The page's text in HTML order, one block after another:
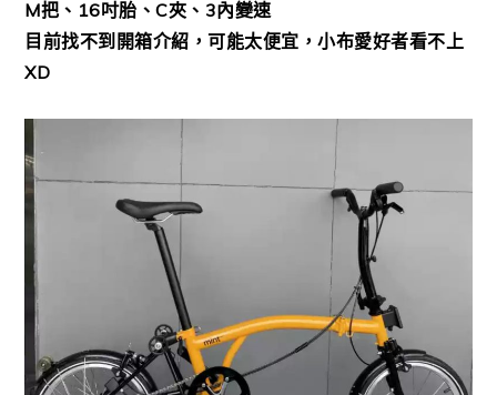
M把、16吋胎、C夾、3內變速
目前找不到開箱介紹，可能太便宜，小布愛好者看不上
XD